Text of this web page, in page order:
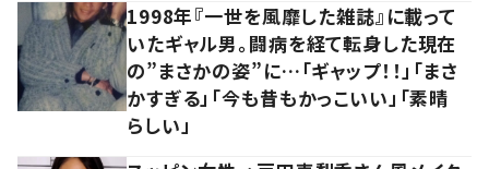
1998年『一世を風靡した雑誌』に載って
いたギャル男。闘病を経て転身した現在
の”まさかの姿”に…「ギャップ！！」「まさ
かすぎる」「今も昔もかっこいい」「素晴
らしい」